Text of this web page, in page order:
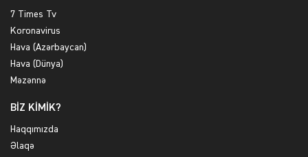
7 Times Tv
Koronavirus
Hava (Azərbaycan)
Hava (Dünya)
Məzənnə
BİZ KİMİK?
Haqqımızda
Əlaqə